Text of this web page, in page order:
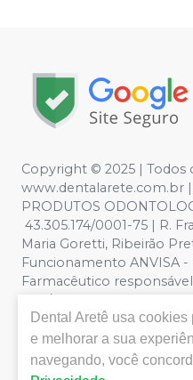
Copyright © 2025 | Todos
www.dentalarete.com.br |
PRODUTOS
43.305.174/0001-75 | R.
Maria Goretti, Ribeirão
Funcionamento ANVISA
Farmacêutico
CRF/SP nº 52627 |
Fotos meramente
da loja virtual estão
divergência de preços no
Carrinho de Compra.
Dental Aretê usa cookies
e melhorar a sua
navegando, você